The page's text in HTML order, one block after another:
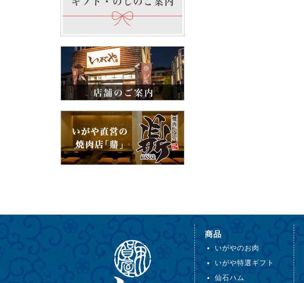
商品
いがやのお肉
いがや特選ギフト
仙石ハム